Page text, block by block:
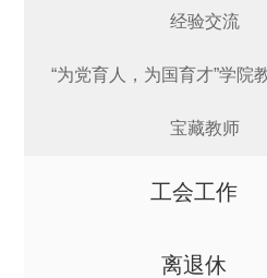
经验交流
“为党育人，为国育才”学院
宝藏教师
工会工作
离退休